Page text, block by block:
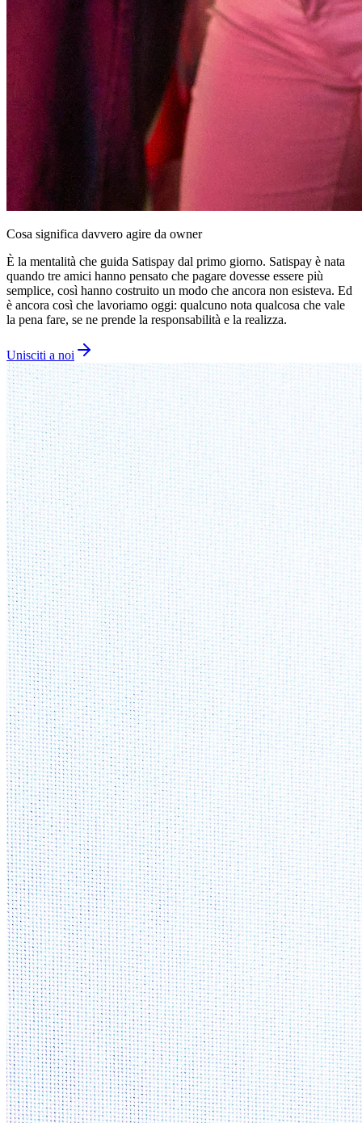
Cosa significa davvero agire da owner
È la mentalità che guida Satispay dal primo giorno. Satispay è nata
quando tre amici hanno pensato che pagare dovesse essere più
semplice, così hanno costruito un modo che ancora non esisteva. Ed
è ancora così che lavoriamo oggi: qualcuno nota qualcosa che vale
la pena fare, se ne prende la responsabilità e la realizza.
Unisciti a noi